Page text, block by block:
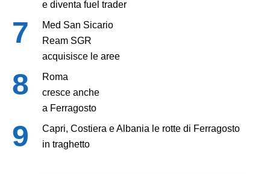
e diventa fuel trader
Med San Sicario
Ream SGR
acquisisce le aree
Roma
cresce anche
a Ferragosto
Capri, Costiera e Albania le rotte di Ferragosto
in traghetto